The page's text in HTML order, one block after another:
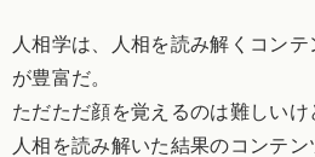
人相学は、人相を読み解くコンテ
が豊富だ。
ただただ顔を覚えるのは難しいけ
人相を読み解いた結果のコンテン